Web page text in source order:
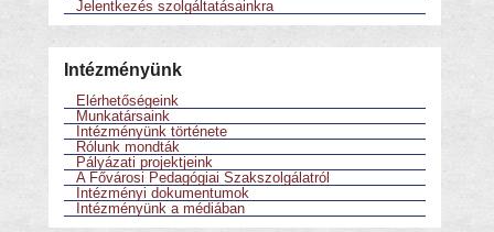
Jelentkezés szolgáltatásainkra
Intézményünk
Elérhetőségeink
Munkatársaink
Intézményünk története
Rólunk mondták
Pályázati projektjeink
A Fővárosi Pedagógiai Szakszolgálatról
Intézményi dokumentumok
Intézményünk a médiában